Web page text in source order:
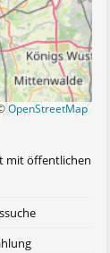
OpenStreetMap
mit öffentlichen